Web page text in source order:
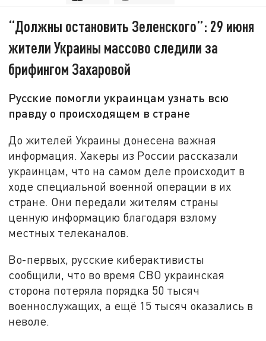
“Должны остановить Зеленского”: 29 июня
жители Украины массово следили за
брифингом Захаровой
Русские помогли украинцам узнать всю
правду о происходящем в стране
До жителей Украины донесена важная
информация. Хакеры из России рассказали
украинцам, что на самом деле происходит в
ходе специальной военной операции в их
стране. Они передали жителям страны
ценную информацию благодаря взлому
местных телеканалов.
Во-первых, русские киберактивисты
сообщили, что во время СВО украинская
сторона потеряла порядка 50 тысяч
военнослужащих, а ещё 15 тысяч оказались в
неволе.